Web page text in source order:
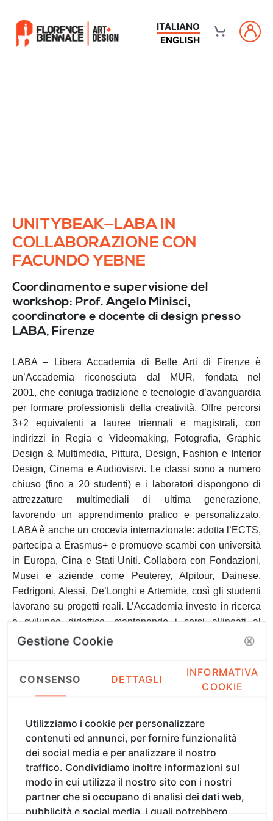
ITALIANO
ENGLISH
UNITYBEAK—LABA IN
COLLABORAZIONE CON
FACUNDO YEBNE
Coordinamento e supervisione del
workshop: Prof. Angelo Minisci,
coordinatore e docente di design presso
LABA, Firenze
LABA – Libera Accademia di Belle Arti di Firenze è
un’Accademia riconosciuta dal MUR, fondata nel
2001, che coniuga tradizione e tecnologie d’avanguardia
per formare professionisti della creatività. Offre percorsi
3+2 equivalenti a lauree triennali e magistrali, con
indirizzi in Regia e Videomaking, Fotografia, Graphic
Design & Multimedia, Pittura, Design, Fashion e Interior
Design, Cinema e Audiovisivi. Le classi sono a numero
chiuso (fino a 20 studenti) e i laboratori dispongono di
attrezzature multimediali di ultima generazione,
favorendo un apprendimento pratico e personalizzato.
LABA è anche un crocevia internazionale: adotta l’ECTS,
partecipa a Erasmus+ e promuove scambi con università
in Europa, Cina e Stati Uniti.Collabora con Fondazioni,
Musei e aziende come Peuterey, Alpitour, Dainese,
Fedrigoni, Alessi, De’Longhi e Artemide, così gli studenti
lavorano su progetti reali. L’Accademia investe in ricerca
e sviluppo didattico, mantenendo i corsi allineati al
mercato creativo contemporaneo e promuovendo
Dipartimento di Design di LABAsono stati invitati a
partecipare alla realizzazione di"UnityBeak"
Florence Edition, un’installazione dell’artista
Facundo Yebne (FLY). "UnityBeak" è composta da
due sculture di anatre ricoperte da migliaia di piccoli
paperotti di gomma: un’opera collettiva che
simboleggia pace, amore e unità. Il contributo degli
Gestione Cookie
CONSENSO DETTAGLI
INFORMATIVA
COOKIE
Utilizziamo i cookie per personalizzare
contenuti ed annunci, per fornire funzionalità
dei social media e per analizzare il nostro
traffico. Condividiamo inoltre informazioni sul
modo in cui utilizza il nostro sito con i nostri
partner che si occupano di analisi dei dati web,
pubblicità e social media, i quali potrebbero